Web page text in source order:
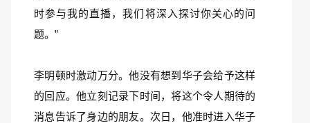
时参与我的直播，我们将深入探讨你关心的问
题。”
李明顿时激动万分。他没有想到华子会给予这样
的回应。他立刻记录下时间，将这个令人期待的
消息告诉了身边的朋友。次日，他准时进入华子